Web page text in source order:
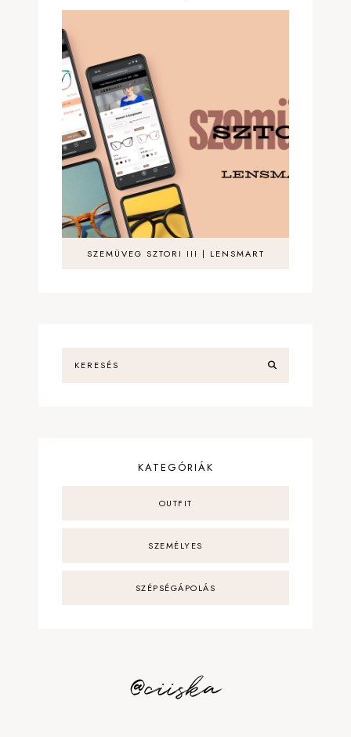
SZEMÜVEG SZTORI III | LENSMART
KATEGÓRIÁK
OUTFIT
SZEMÉLYES
SZÉPSÉGÁPOLÁS
@ciiska